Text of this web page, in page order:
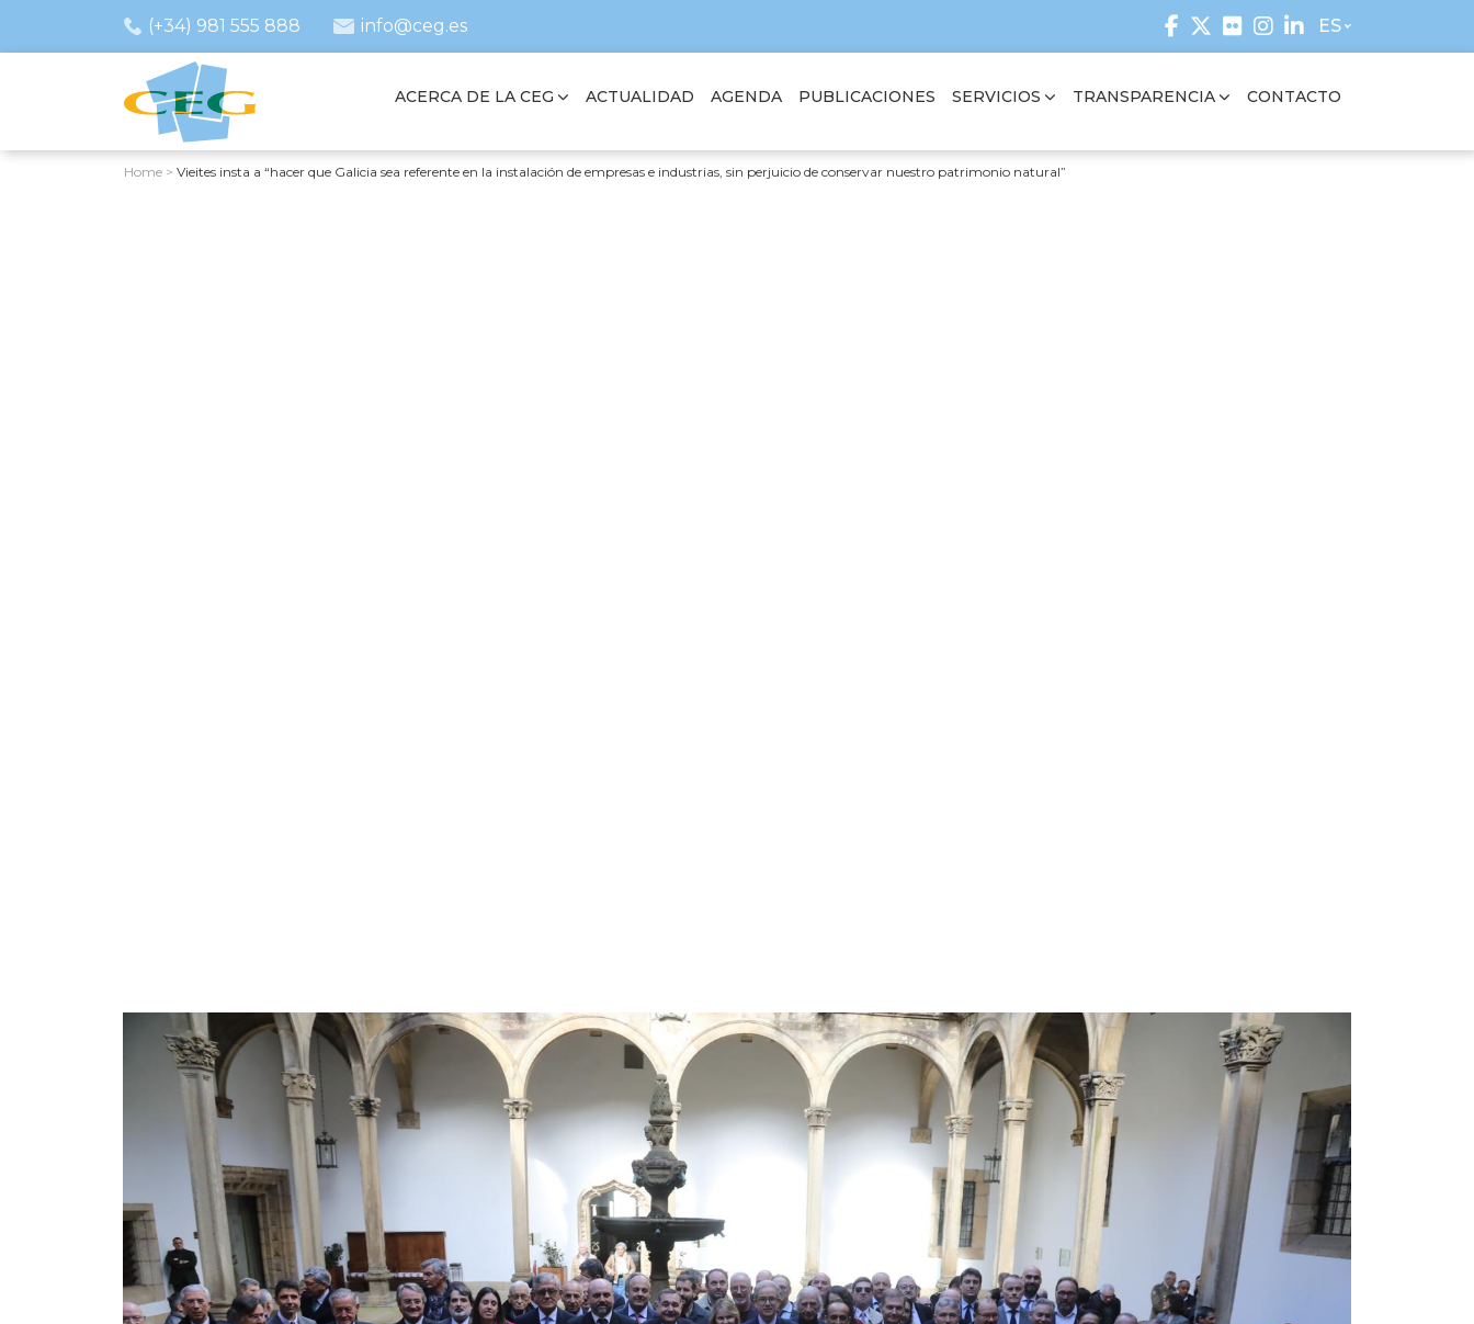
(+34) 981 555 888 info@ceg.es ES
ACERCA DE LA CEG ACTUALIDAD AGENDA PUBLICACIONES SERVICIOS TRANSPARENCIA CONTACTO
Home >Vieites insta a “hacer que Galicia sea referente en la instalación de empresas e industrias, sin perjuicio de conservar nuestro patrimonio natural”